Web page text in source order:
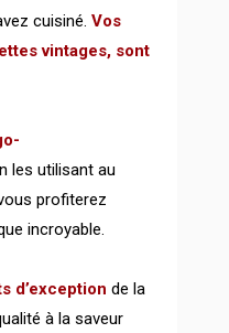
cuisiné. Vos
vintages, sont
les utilisant au
profiterez
incroyable.
d’exception de la
à la saveur